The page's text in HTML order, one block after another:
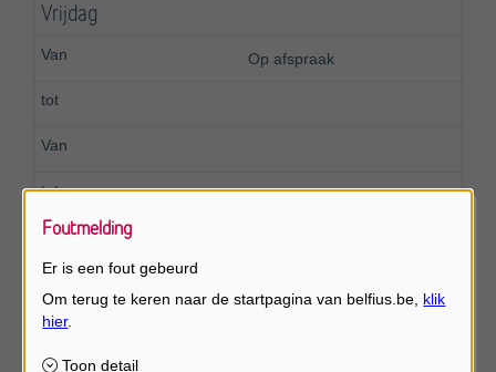
Vrijdag
Op afspraak
Zaterdag
Foutmelding
Er is een fout gebeurd